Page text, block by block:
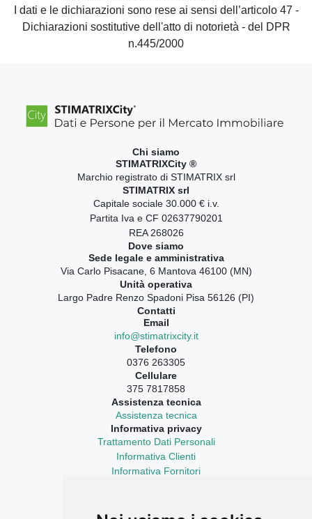
I dati e le dichiarazioni sono rese ai sensi dell’articolo 47 -
Dichiarazioni sostitutive dell'atto di notorietà - del DPR
n.445/2000
Chi siamo
STIMATRIXCity ®
Marchio registrato di STIMATRIX srl
STIMATRIX srl
Capitale sociale 30.000 € i.v.
Partita Iva e CF 02637790201
REA 268026
Dove siamo
Sede legale e amministrativa
Via Carlo Pisacane, 6 Mantova 46100 (MN)
Unità operativa
Largo Padre Renzo Spadoni Pisa 56126 (PI)
Contatti
Email
info@stimatrixcity.it
Telefono
0376 263305
Cellulare
375 7817858
Assistenza tecnica
Assistenza tecnica
Informativa privacy
Trattamento Dati Personali
Informativa Clienti
Informativa Fornitori
LinkedIn